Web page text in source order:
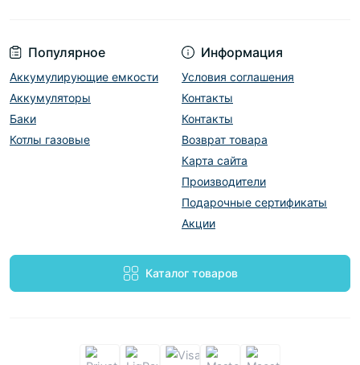
Популярное
Аккумулирующие емкости
Аккумуляторы
Баки
Котлы газовые
Информация
Условия соглашения
Контакты
Контакты
Возврат товара
Карта сайта
Производители
Подарочные сертификаты
Акции
Каталог товаров